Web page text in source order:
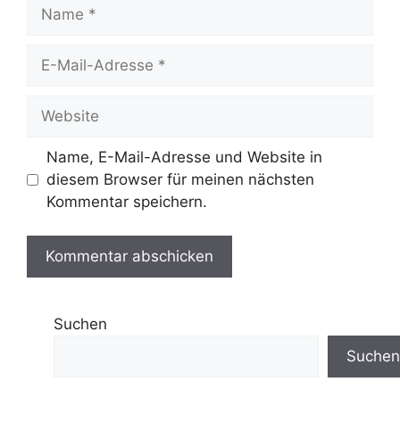
Mail-
Name, E-Mail-Adresse und Website in
diesem Browser für meinen nächsten
Kommentar speichern.
Suchen
Suchen